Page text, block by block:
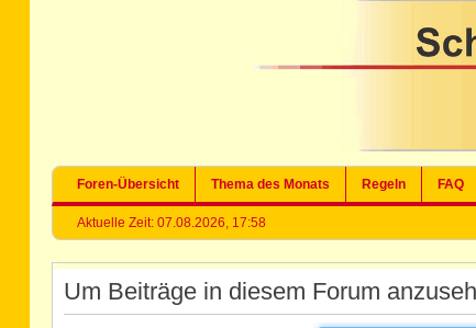
Foren-Übersicht Thema des Monats Regeln FAQ
Aktuelle Zeit: 07.08.2026, 17:58
Um Beiträge in diesem Forum